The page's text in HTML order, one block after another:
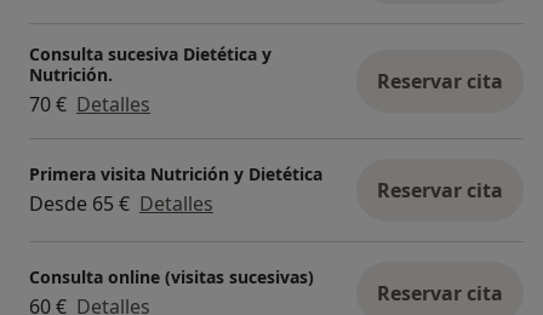
Consulta sucesiva Dietética y
Nutrición.
70 € Detalles
Reservar cita
Primera visita Nutrición y Dietética
Desde 65 € Detalles Reservar cita
Consulta online (visitas sucesivas)
60 € Detalles Reservar cita